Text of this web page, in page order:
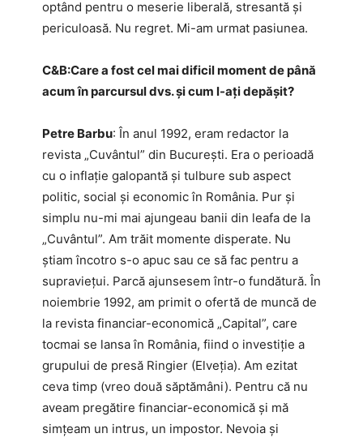
optând pentru o meserie liberală, stresantă și
periculoasă. Nu regret. Mi-am urmat pasiunea.
C&B:​Care a fost cel mai dificil moment de până
acum în parcursul dvs. și cum l-ați depășit?
Petre Barbu: În anul 1992, eram redactor la
revista „Cuvântul” din București. Era o perioadă
cu o inflație galopantă și tulbure sub aspect
politic, social și economic în România. Pur și
simplu nu-mi mai ajungeau banii din leafa de la
„Cuvântul”. Am trăit momente disperate. Nu
știam încotro s-o apuc sau ce să fac pentru a
supraviețui. Parcă ajunsesem într-o fundătură. În
noiembrie 1992, am primit o ofertă de muncă de
la revista financiar-economică „Capital”, care
tocmai se lansa în România, fiind o investiție a
grupului de presă Ringier (Elveția). Am ezitat
ceva timp (vreo două săptămâni). Pentru că nu
aveam pregătire financiar-economică și mă
simțeam un intrus, un impostor. Nevoia și